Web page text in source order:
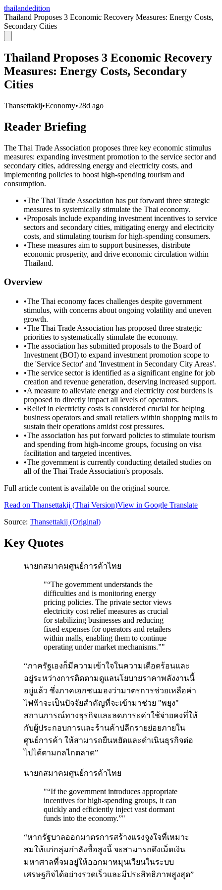
thailandedition
Thailand Proposes 3 Economic Recovery Measures: Energy Costs,
Secondary Cities
Thailand Proposes 3 Economic Recovery
Measures: Energy Costs, Secondary
Cities
Thansettakij•Economy•28d ago
Reader Briefing
The Thai Trade Association proposes three key economic stimulus
measures: expanding investment promotion to the service sector and
secondary cities, addressing energy and electricity costs, and
implementing policies to boost high-spending tourism and
consumption.
•The Thai Trade Association has put forward three strategic
measures to systemically stimulate the Thai economy.
•Proposals include expanding investment incentives to service
sectors and secondary cities, mitigating energy and electricity
costs, and stimulating tourism for high-spending consumers.
•These measures aim to support businesses, distribute
economic prosperity, and drive economic circulation within
Thailand.
Overview
•The Thai economy faces challenges despite government
stimulus, with concerns about ongoing volatility and uneven
growth.
•The Thai Trade Association has proposed three strategic
priorities to systematically stimulate the economy.
•The association has submitted proposals to the Board of
Investment (BOI) to expand investment promotion scope to
the 'Service Sector' and 'Investment in Secondary City Areas'.
•The service sector is identified as a significant engine for job
creation and revenue generation, deserving increased support.
•A measure to alleviate energy and electricity cost burdens is
proposed to directly impact all levels of operators.
•Relief in electricity costs is considered crucial for helping
business operators and small retailers within shopping malls to
sustain their operations amidst cost pressures.
•The association has put forward policies to stimulate tourism
and spending from high-income groups, focusing on visa
facilitation and targeted incentives.
•The government is currently conducting detailed studies on
all of the Thai Trade Association's proposals.
Full article content is available on the original source.
Read on Thansettakij (Thai Version)View in Google Translate
Source: Thansettakij (Original)
Key Quotes
นายกสมาคมศูนย์การค้าไทย
"“The government understands the
difficulties and is monitoring energy
pricing policies. The private sector views
electricity cost relief measures as crucial
for stabilizing businesses and reducing
fixed expenses for operators and retailers
within malls, enabling them to continue
operating under market mechanisms.”"
“ภาครัฐเองก็มีความเข้าใจในความเดือดร้อนและ
อยู่ระหว่างการติดตามดูแลนโยบายราคาพลังงานนี้
อยู่แล้ว ซึ่งภาคเอกชนมองว่ามาตรการช่วยเหลือค่า
ไฟฟ้าจะเป็นปัจจัยสำคัญที่จะเข้ามาช่วย "พยุง"
สถานการณ์ทางธุรกิจและลดภาระค่าใช้จ่ายคงที่ให้
กับผู้ประกอบการและร้านค้าปลีกรายย่อยภายใน
ศูนย์การค้า ให้สามารถยืนหยัดและดำเนินธุรกิจต่อ
ไปได้ตามกลไกตลาด”
นายกสมาคมศูนย์การค้าไทย
"“If the government introduces appropriate
incentives for high-spending groups, it can
quickly and efficiently inject vast dormant
funds into the economy.”"
“หากรัฐบาลออกมาตรการสร้างแรงจูงใจที่เหมาะ
สมให้แก่กลุ่มกำลังซื้อสูงนี้ จะสามารถดึงเม็ดเงิน
มหาศาลที่จมอยู่ให้ออกมาหมุนเวียนในระบบ
เศรษฐกิจได้อย่างรวดเร็วและมีประสิทธิภาพสูงสุด”